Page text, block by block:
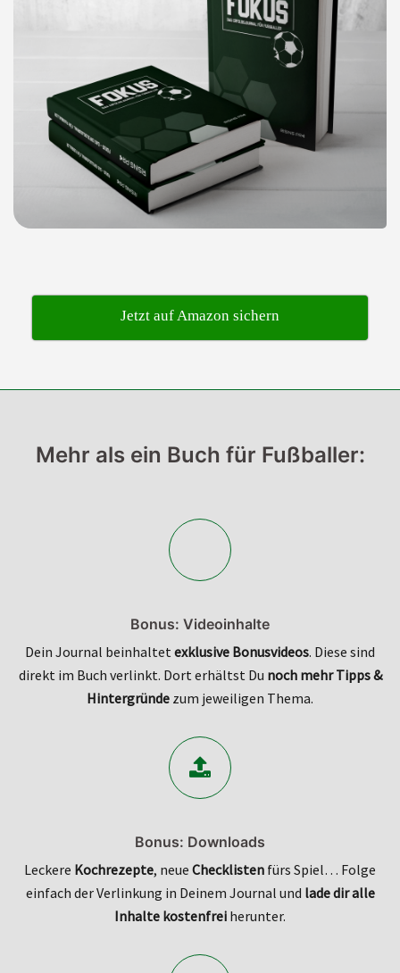
Jetzt auf Amazon sichern
Mehr als ein Buch für Fußballer:
Bonus: Videoinhalte
Dein Journal beinhaltet exklusive Bonusvideos. Diese sind
direkt im Buch verlinkt. Dort erhältst Du noch mehr Tipps &
Hintergründe zum jeweiligen Thema.
Bonus: Downloads
Leckere Kochrezepte, neue Checklisten fürs Spiel… Folge
einfach der Verlinkung in Deinem Journal und lade dir alle
Inhalte kostenfrei herunter.